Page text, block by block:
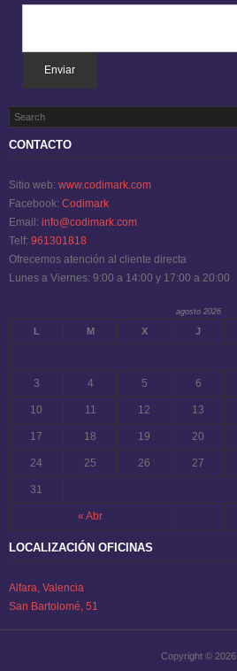
Enviar
CONTACTO
Sitio web: www.codimark.com
Facebook: Codimark
Email: info@codimark.com
Telf: 961301818
Ofrecemos atención al cliente directa
Lunes a Viernes: 9:00 a 14:00 y 17:00 a 20:00
agosto 2026
L M X J
« Abr
3 4 5 6
10 11 12 13
17 18 19 20
24 25 26 27
31
LOCALIZACIÓN OFICINAS
Alfara, Valencia
San Bartolomé, 51
Copyright © 2026